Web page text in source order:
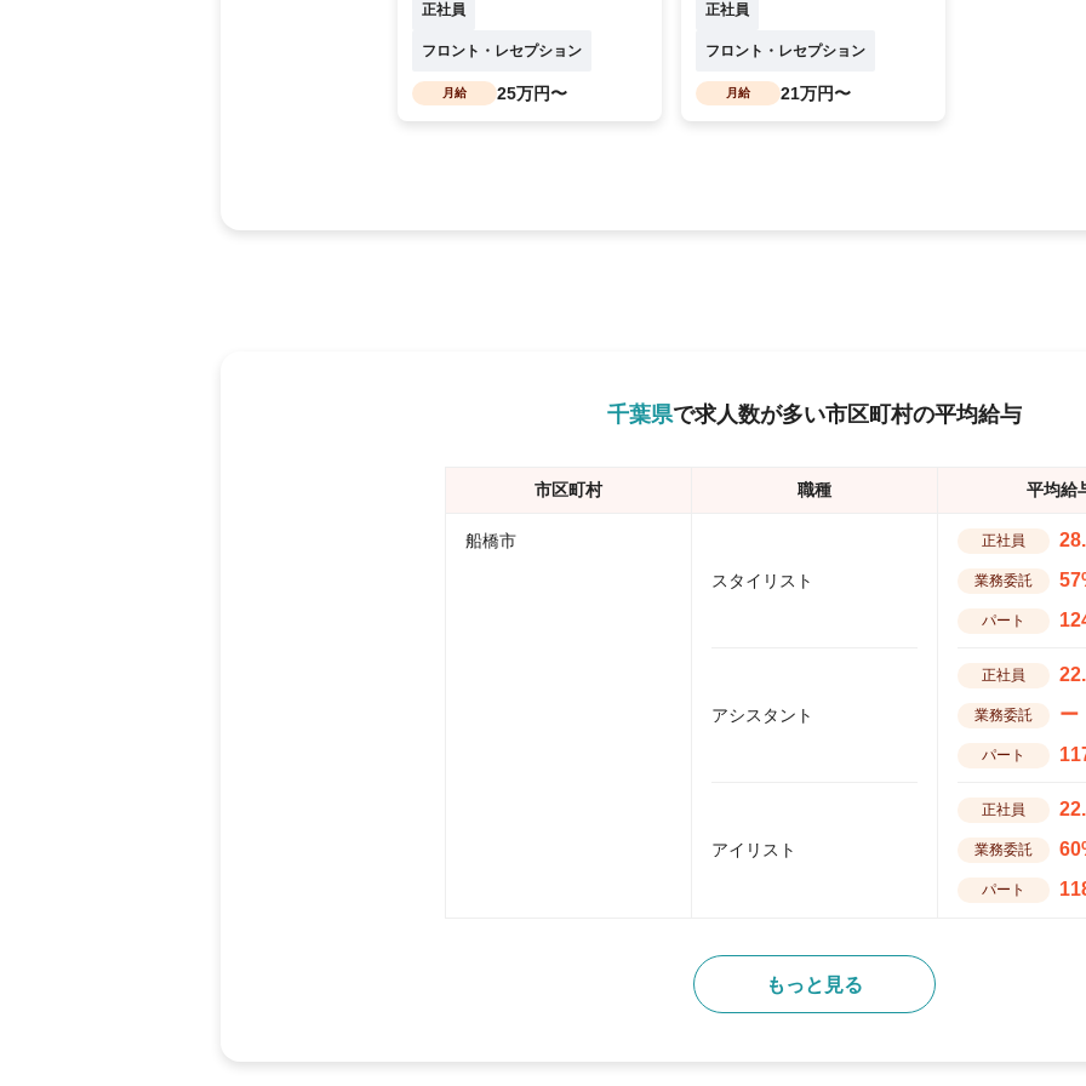
正社員
フロント・レセプション
月給 25万円〜
正社員
フロント・レセプション
月給 21万円〜
千葉県で求人数が多い市区町村の平均給与
市区町村 職種 平均給
船橋市
スタイリスト
正社員
業務委託
パート
アシスタント
正社員
業務委託 ー
パート
アイリスト
正社員
業務委託
パート
もっと見る